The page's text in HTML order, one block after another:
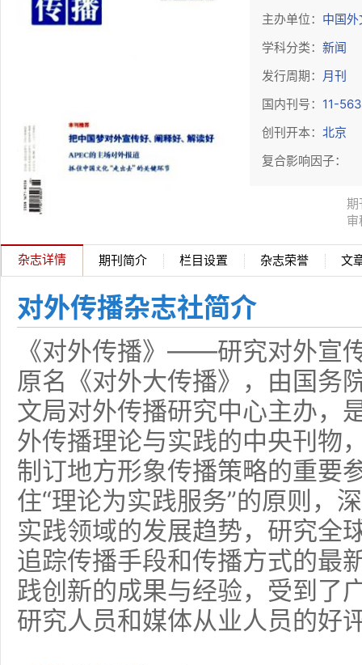
主办单位： 中国
学科分类： 新闻
发行周期： 月刊
国内刊号： 11-
创刊开本： 北京
复合影响因子：
期
审
杂志详情 期刊简介 栏目设置 杂志荣誉 文
对外传播杂志社简介
《对外传播》——研究对外宣
原名《对外大传播》，由国务
文局对外传播研究中心主办，
外传播理论与实践的中央刊物
制订地方形象传播策略的重要
住“理论为实践服务”的原则，
实践领域的发展趋势，研究全
追踪传播手段和传播方式的最
践创新的成果与经验，受到了
研究人员和媒体从业人员的好